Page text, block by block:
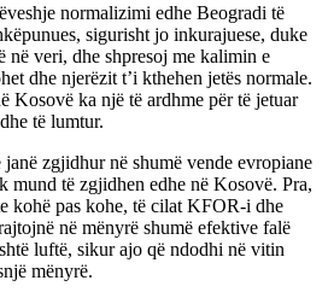
normalizimi edhe Beogradi të
sigurisht jo inkurajuese, duke
në veri, dhe shpresoj me kalimin e
dhe njerëzit t’i kthehen jetës normale.
Kosovë ka një të ardhme për të jetuar
të lumtur.
zgjidhur në shumë vende evropiane
mund të zgjidhen edhe në Kosovë. Pra,
kohë pas kohe, të cilat KFOR-i dhe
në mënyrë shumë efektive falë
luftë, sikur ajo që ndodhi në vitin
mënyrë.